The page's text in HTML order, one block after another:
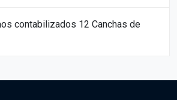
contabilizados 12 Canchas de